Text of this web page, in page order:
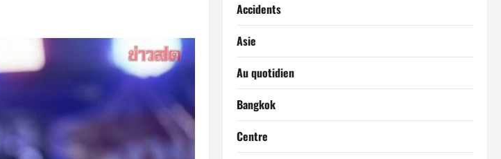
Accidents
Asie
Au quotidien
Bangkok
Centre